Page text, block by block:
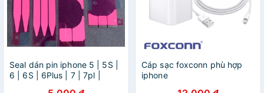
Seal dán pin iphone 5 | 5S |
6 | 6S | 6Plus | 7 | 7pl |
Cáp sạc foxconn phù hợp
iphone